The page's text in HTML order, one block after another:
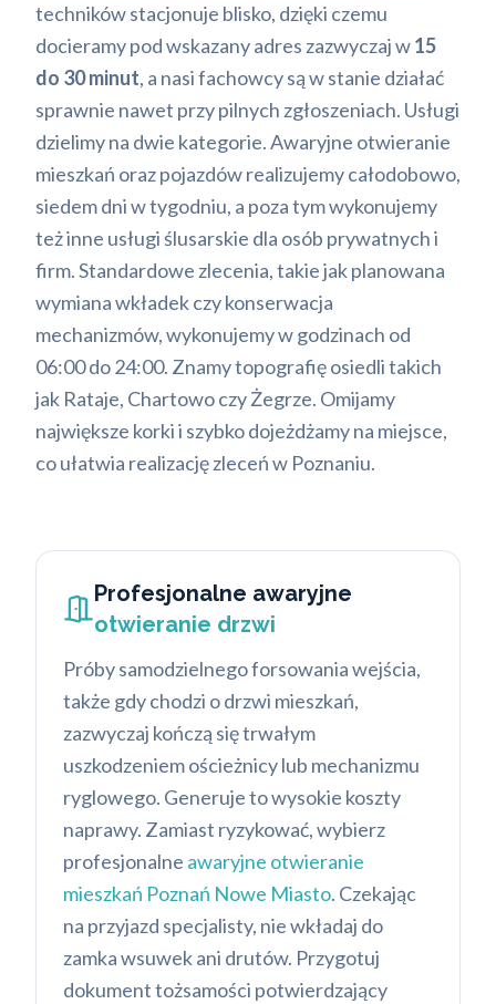
techników stacjonuje blisko, dzięki czemu
docieramy pod wskazany adres zazwyczaj w15
do 30 minut, a nasi fachowcy są w stanie działać
sprawnie nawet przy pilnych zgłoszeniach. Usługi
dzielimy na dwie kategorie. Awaryjne otwieranie
mieszkań oraz pojazdów realizujemy całodobowo,
siedem dni w tygodniu, a poza tym wykonujemy
też inne usługi ślusarskie dla osób prywatnych i
firm. Standardowe zlecenia, takie jak planowana
wymiana wkładek czy konserwacja
mechanizmów, wykonujemy w godzinach od
06:00 do 24:00. Znamy topografię osiedli takich
jak Rataje, Chartowo czy Żegrze. Omijamy
największe korki i szybko dojeżdżamy na miejsce,
co ułatwia realizację zleceń w Poznaniu.
Profesjonalne awaryjne
otwieranie drzwi
Próby samodzielnego forsowania wejścia,
także gdy chodzi o drzwi mieszkań,
zazwyczaj kończą się trwałym
uszkodzeniem ościeżnicy lub mechanizmu
ryglowego. Generuje to wysokie koszty
naprawy. Zamiast ryzykować, wybierz
profesjonalne awaryjne otwieranie
mieszkań Poznań Nowe Miasto. Czekając
na przyjazd specjalisty, nie wkładaj do
zamka wsuwek ani drutów. Przygotuj
dokument tożsamości potwierdzający